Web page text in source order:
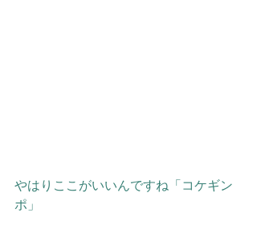
やはりここがいいんですね「コケギン
ポ」